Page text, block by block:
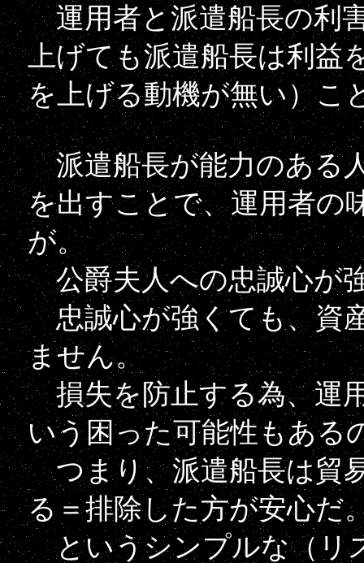
運用者と派遣船長の利
上げても派遣船長は利益
を上げる動機が無い）こ
派遣船長が能力のある
を出すことで、運用者の
が。
公爵夫人への忠誠心が
忠誠心が強くても、資
ません。
損失を防止する為、運
いう困った可能性もある
つまり、派遣船長は貿
る＝排除した方が安心だ
というシンプルな（リ